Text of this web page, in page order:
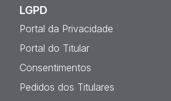
LGPD
Portal da Privacidade
Portal do Titular
Consentimentos
Pedidos dos Titulares